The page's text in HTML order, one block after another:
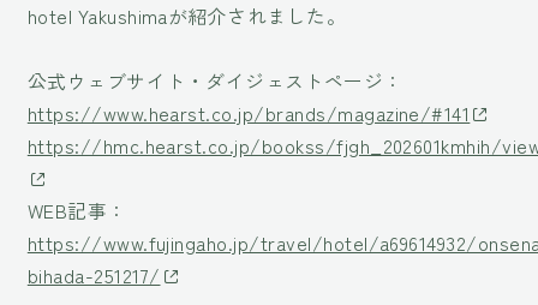
hotel Yakushimaが紹介されました。
公式ウェブサイト・ダイジェストページ：
https://www.hearst.co.jp/brands/magazine/#141
https://hmc.hearst.co.jp/bookss/fjgh_202601kmhih/
WEB記事：
https://www.fujingaho.jp/travel/hotel/a69614932/
bihada-251217/